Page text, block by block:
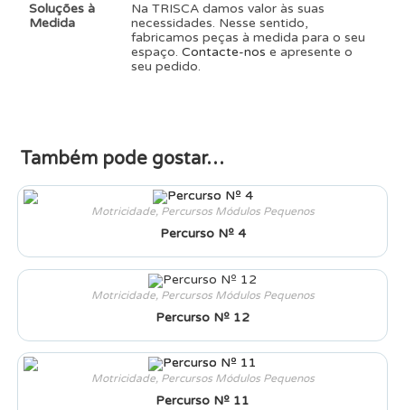
Soluções à
Medida
Na TRISCA damos valor às suas
necessidades. Nesse sentido,
fabricamos peças à medida para o seu
espaço.Contacte-nos e apresente o
seu pedido.
Também pode gostar…
Motricidade, Percursos Módulos Pequenos
Percurso Nº 4
Motricidade, Percursos Módulos Pequenos
Percurso Nº 12
Motricidade, Percursos Módulos Pequenos
Percurso Nº 11